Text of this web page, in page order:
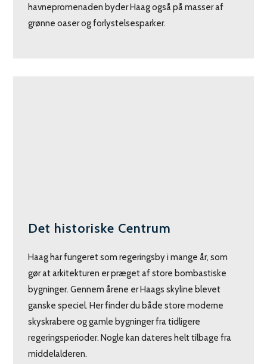
havnepromenaden byder Haag også på masser af
grønne oaser og forlystelsesparker.
Det historiske Centrum
Haag har fungeret som regeringsby i mange år, som
gør at arkitekturen er præget af store bombastiske
bygninger. Gennem årene er Haags skyline blevet
ganske speciel. Her finder du både store moderne
skyskrabere og gamle bygninger fra tidligere
regeringsperioder. Nogle kan dateres helt tilbage fra
middelalderen.